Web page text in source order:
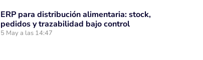
ERP para distribución alimentaria: stock,
pedidos y trazabilidad bajo control
5 May a las 14:47